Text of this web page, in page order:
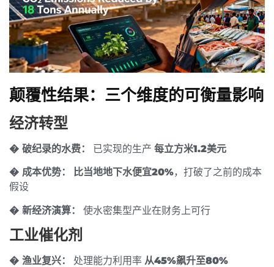
颠覆性结果：三个维度的可衡量影响
经济转型
� 破纪录的水费： 已实现的生产 每立方米1.2美元
� 成本优势： 比当地地下水便宜20%，打破了之前的成本
假设
� 新经济演算： 使水密集型产业在财务上可行
工业催化剂
�️ 渔业复兴： 处理能力利用率 从45%飙升至80%